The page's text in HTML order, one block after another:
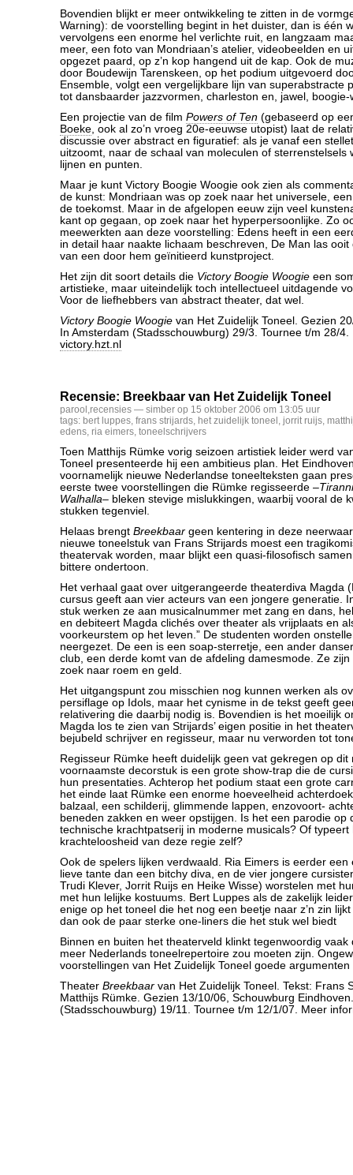
Bovendien blijkt er meer ontwikkeling te zitten in de
Warning): de voorstelling begint in het duister, dan is één
vervolgens een enorme hel verlichte ruit, en langzaam
meer, een foto van Mondriaan’s atelier, videobeelden en
opgezet paard, op z’n kop hangend uit de kap. Ook de
door Boudewijn Tarenskeen, op het podium uitgevoerd
Ensemble, volgt een vergelijkbare lijn van superabstracte
tot dansbaarder jazzvormen, charleston en, jawel, boogie-
Een projectie van de film Powers of Ten (gebaseerd op
Boeke, ook al zo’n vroeg 20e-eeuwse utopist) laat de
discussie over abstract en figuratief: als je vanaf een
uitzoomt, naar de schaal van moleculen of sterrenstelsels
lijnen en punten.
Maar je kunt Victory Boogie Woogie ook zien als
de kunst: Mondriaan was op zoek naar het universele,
de toekomst. Maar in de afgelopen eeuw zijn veel
kant op gegaan, op zoek naar het hyperpersoonlijke. Zo
meewerkten aan deze voorstelling: Edens heeft in een
in detail haar naakte lichaam beschreven, De Man las
van een door hem geïnitieerd kunstproject.
Het zijn dit soort details die Victory Boogie Woogie een
artistieke, maar uiteindelijk toch intellectueel uitdagende
Voor de liefhebbers van abstract theater, dat wel.
Victory Boogie Woogie van Het Zuidelijk Toneel. Gezien
In Amsterdam (Stadsschouwburg) 29/3. Tournee t/m 28/
victory.hzt.nl
Recensie: Breekbaar van Het Zuidelijk Toneel
parool ,recensies — simber op 15 oktober 2006 om 13:05 uur
tags: bert luppes, frans strijards, het zuidelijk toneel , jorrit ruijs,
edens, ria eimers, toneelschrijvers
Toen Matthijs Rümke vorig seizoen artistiek leider werd
Toneel presenteerde hij een ambitieus plan. Het
voornamelijk nieuwe Nederlandse toneelteksten gaan
eerste twee voorstellingen die Rümke regisseerde –
Walhalla– bleken stevige mislukkingen, waarbij vooral de
stukken tegenviel.
Helaas brengt Breekbaar geen kentering in deze
nieuwe toneelstuk van Frans Strijards moest een
theatervak worden, maar blijkt een quasi-filosofisch
bittere ondertoon.
Het verhaal gaat over uitgerangeerde theaterdiva Magda
cursus geeft aan vier acteurs van een jongere generatie.
stuk werken ze aan musicalnummer met zang en dans,
en debiteert Magda clichés over theater als vrijplaats en
voorkeurstem op het leven.” De studenten worden
neergezet. De een is een soap-sterretje, een ander
club, een derde komt van de afdeling damesmode. Ze
zoek naar roem en geld.
Het uitgangspunt zou misschien nog kunnen werken als
persiflage op Idols, maar het cynisme in de tekst geeft
relativering die daarbij nodig is. Bovendien is het moeilijk
Magda los te zien van Strijards’ eigen positie in het
bejubeld schrijver en regisseur, maar nu verworden tot
Regisseur Rümke heeft duidelijk geen vat gekregen op dit
voornaamste decorstuk is een grote show-trap die de
hun presentaties. Achterop het podium staat een grote
het einde laat Rümke een enorme hoeveelheid
balzaal, een schilderij, glimmende lappen, enzovoort-
beneden zakken en weer opstijgen. Is het een parodie op
technische krachtpatserij in moderne musicals? Of typeert
krachteloosheid van deze regie zelf?
Ook de spelers lijken verdwaald. Ria Eimers is eerder een
lieve tante dan een bitchy diva, en de vier jongere
Trudi Klever, Jorrit Ruijs en Heike Wisse) worstelen met
met hun lelijke kostuums. Bert Luppes als de zakelijk
enige op het toneel die het nog een beetje naar z’n zin
dan ook de paar sterke one-liners die het stuk wel biedt
Binnen en buiten het theaterveld klinkt tegenwoordig vaak
meer Nederlands toneelrepertoire zou moeten zijn.
voorstellingen van Het Zuidelijk Toneel goede
Theater Breekbaar van Het Zuidelijk Toneel. Tekst: Frans
Matthijs Rümke. Gezien 13/10/06, Schouwburg
(Stadsschouwburg) 19/11. Tournee t/m 12/1/07. Meer